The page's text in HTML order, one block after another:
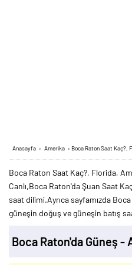
Anasayfa › Amerika › Boca Raton Saat Kaç?,
Boca Raton Saat Kaç?, Florida,
Canlı,Boca Raton'da Şuan Saat
saat dilimi.Ayrıca sayfamızda
güneşin doğuş ve güneşin batış
Boca Raton'da Güneş -